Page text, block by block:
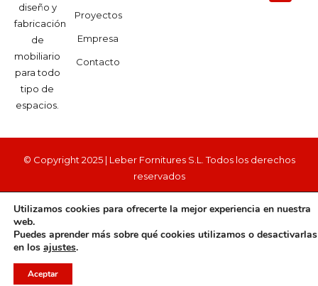
diseño y
fabricación
de
mobiliario
para todo
tipo de
espacios.
Proyectos
Empresa
Contacto
© Copyright 2025 | Leber Fornitures S.L. Todos los derechos
reservados
Privacidad Cookies Legal Accesibilidad
Utilizamos cookies para ofrecerte la mejor experiencia en nuestra
web.
Puedes aprender más sobre qué cookies utilizamos o desactivarlas
en los ajustes.
Aceptar